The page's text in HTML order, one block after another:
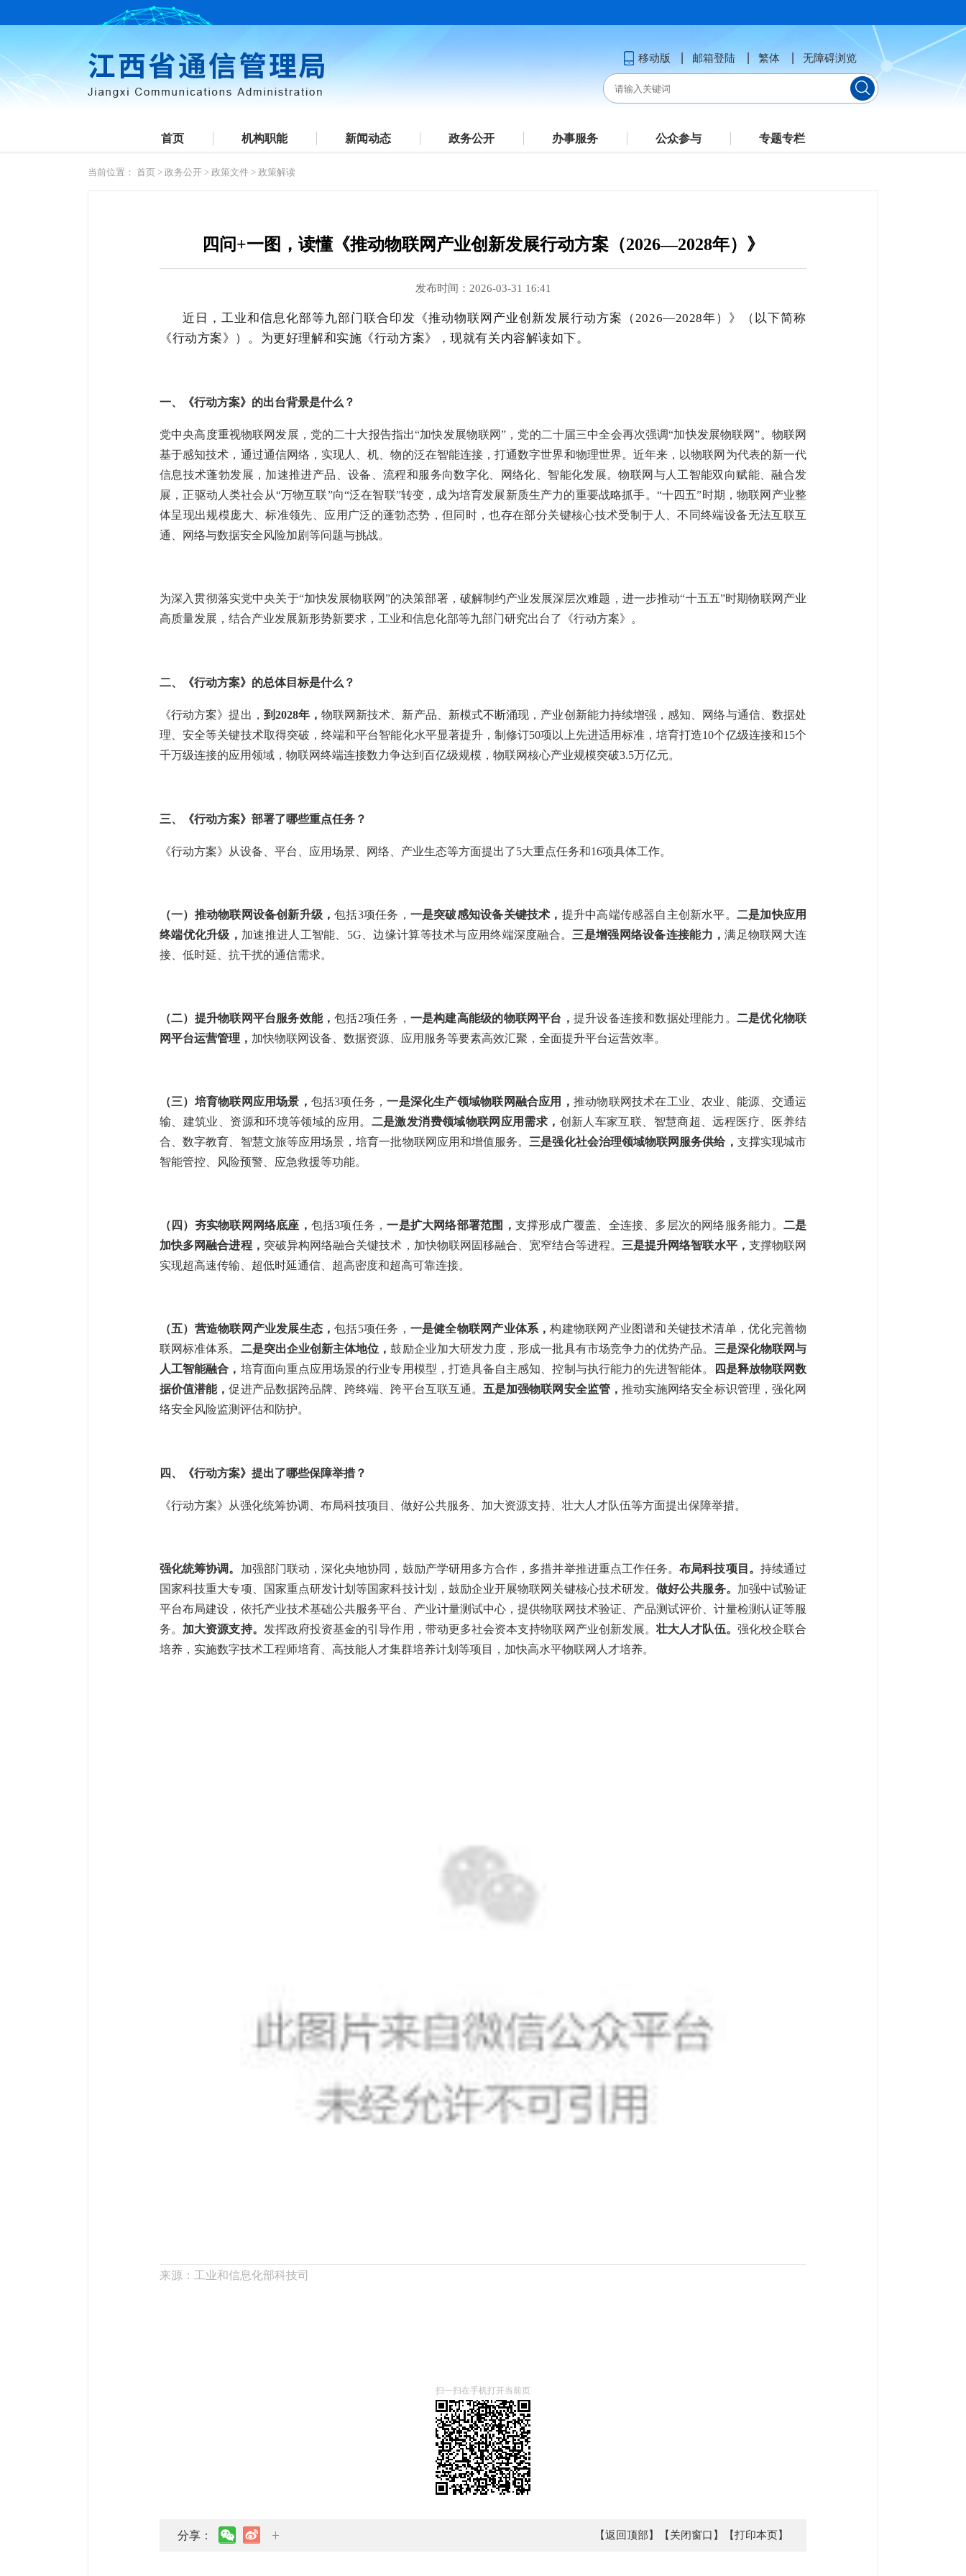
移动版 邮箱登陆 繁体 无障碍浏览
首页 机构职能 新闻动态 政务公开 办事服务 公众参与 专题专栏
当前位置： 首页 > 政务公开 > 政策文件 > 政策解读
四问+一图，读懂《推动物联网产业创新发展行动方案（2026—2028年）》
发布时间：2026-03-31 16:41
近日，工业和信息化部等九部门联合印发《推动物联网产业创新发展行动方案（2026—2028年）》（以下简称
《行动方案》）。为更好理解和实施《行动方案》，现就有关内容解读如下。
一、《行动方案》的出台背景是什么？
党中央高度重视物联网发展，党的二十大报告指出“加快发展物联网”，党的二十届三中全会再次强调“加快发展物联网”。物联网
基于感知技术，通过通信网络，实现人、机、物的泛在智能连接，打通数字世界和物理世界。 近年来，以物联网为代表的新一代
信息技术蓬勃发展，加速推进产品、设备、流程和服务向数字化、网络化、智能化发展。物联网与人工智能双向赋能、融合发
展，正驱动人类社会从“万物互联”向“泛在智联”转变，成为培育发展新质生产力的重要战略抓手。 “十四五”时期，物联网产业整
体呈现出规模庞大、标准领先、应用广泛的蓬勃态势，但同时，也存在部分关键核心技术受制于人、不同终端设备无法互联互
通、网络与数据安全风险加剧等问题与挑战。
为深入贯彻落实党中央关于“加快发展物联网”的决策部署，破解制约产业发展深层次难题，进一步推动“十五五”时期物联网产业
高质量发展，结合产业发展新形势新要求，工业和信息化部等九部门研究出台了《行动方案》。
二、《行动方案》的总体目标是什么？
《行动方案》提出， 到2028年， 物联网新技术、新产品、新模式不断涌现，产业创新能力持续增强，感知、网络与通信、数据处
理、安全等关键技术取得突破，终端和平台智能化水平显著提升，制修订50项以上先进适用标准，培育打造10个亿级连接和15个
千万级连接的应用领域，物联网终端连接数力争达到百亿级规模，物联网核心产业规模突破3.5万亿元。
三、《行动方案》部署了哪些重点任务？
《行动方案》从设备、平台、应用场景、网络、产业生态等方面提出了5大重点任务和16项具体工作。
（一）推动物联网设备创新升级，包括3项任务， 一是突破感知设备关键技术， 提升中高端传感器自主创新水平。 二是加快应用
终端优化升级， 加速推进人工智能、5G、边缘计算等技术与应用终端深度融合。 三是增强网络设备连接能力，满足物联网大连
接、低时延、抗干扰的通信需求。
（二）提升物联网平台服务效能，包括2项任务， 一是构建高能级的物联网平台， 提升设备连接和数据处理能力。 二是优化物联
网平台运营管理， 加快物联网设备、数据资源、应用服务等要素高效汇聚，全面提升平台运营效率。
（三）培育物联网应用场景， 包括3项任务，一是深化生产领域物联网融合应用， 推动物联网技术在工业、农业、能源、交通运
输、建筑业、资源和环境等领域的应用。 二是激发消费领域物联网应用需求， 创新人车家互联、智慧商超、远程医疗、医养结
合、数字教育、智慧文旅等应用场景，培育一批物联网应用和增值服务。 三是强化社会治理领域物联网服务供给， 支撑实现城市
智能管控、风险预警、应急救援等功能。
（四）夯实物联网网络底座， 包括3项任务，一是扩大网络部署范围， 支撑形成广覆盖、全连接、多层次的网络服务能力。 二是
加快多网融合进程， 突破异构网络融合关键技术，加快物联网固移融合、宽窄结合等进程。 三是提升网络智联水平， 支撑物联网
实现超高速传输、超低时延通信、超高密度和超高可靠连接。
（五）营造物联网产业发展生态，包括5项任务， 一是健全物联网产业体系，构建物联网产业图谱和关键技术清单，优化完善物
联网标准体系。 二是突出企业创新主体地位，鼓励企业加大研发力度，形成一批具有市场竞争力的优势产品。 三是深化物联网与
人工智能融合， 培育面向重点应用场景的行业专用模型，打造具备自主感知、控制与执行能力的先进智能体。
四是释放物联网数
据价值潜能，促进产品数据跨品牌、跨终端、跨平台互联互通。 五是加强物联网安全监管， 推动实施网络安全标识管理，强化网
络安全风险监测评估和防护。
四、《行动方案》提出了哪些保障举措？
《行动方案》从强化统筹协调、布局科技项目、做好公共服务、加大资源支持、壮大人才队伍等方面提出保障举措。
强化统筹协调。 加强部门联动，深化央地协同，鼓励产学研用多方合作，多措并举推进重点工作任务。布局科技项目。 持续通过
国家科技重大专项、国家重点研发计划等国家科技计划，鼓励企业开展物联网关键核心技术研发。做好公共服务。 加强中试验证
平台布局建设，依托产业技术基础公共服务平台、产业计量测试中心，提供物联网技术验证、产品测试评价、计量检测认证等服
务。 加大资源支持。 发挥政府投资基金的引导作用，带动更多社会资本支持物联网产业创新发展。壮大人才队伍。 强化校企联合
培养，实施数字技术工程师培育、高技能人才集群培养计划等项目，加快高水平物联网人才培养。
来源：工业和信息化部科技司
扫一扫在手机打开当前页
分享： 【返回顶部】 【关闭窗口】 【打印本页】